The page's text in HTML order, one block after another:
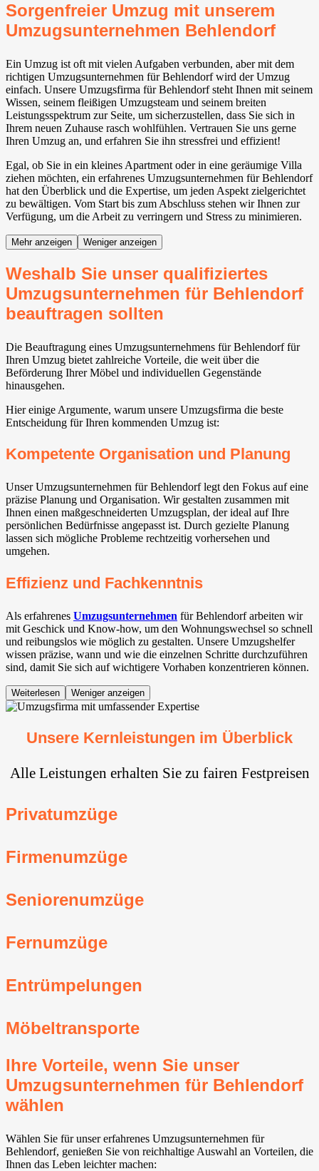
Sorgenfreier Umzug mit unserem
Umzugsunternehmen Behlendorf
Ein Umzug ist oft mit vielen Aufgaben verbunden, aber mit dem
richtigen Umzugsunternehmen für Behlendorf wird der Umzug
einfach. Unsere Umzugsfirma für Behlendorf steht Ihnen mit seinem
Wissen, seinem fleißigen Umzugsteam und seinem breiten
Leistungsspektrum zur Seite, um sicherzustellen, dass Sie sich in
Ihrem neuen Zuhause rasch wohlfühlen. Vertrauen Sie uns gerne
Ihren Umzug an, und erfahren Sie ihn stressfrei und effizient!
Egal, ob Sie in ein kleines Apartment oder in eine geräumige Villa
ziehen möchten, ein erfahrenes Umzugsunternehmen für Behlendorf
hat den Überblick und die Expertise, um jeden Aspekt zielgerichtet
zu bewältigen. Vom Start bis zum Abschluss stehen wir Ihnen zur
Verfügung, um die Arbeit zu verringern und Stress zu minimieren.
Mehr anzeigen Weniger anzeigen
Weshalb Sie unser qualifiziertes
Umzugsunternehmen für Behlendorf
beauftragen sollten
Die Beauftragung eines Umzugsunternehmens für Behlendorf für
Ihren Umzug bietet zahlreiche Vorteile, die weit über die
Beförderung Ihrer Möbel und individuellen Gegenstände
hinausgehen.
Hier einige Argumente, warum unsere Umzugsfirma die beste
Entscheidung für Ihren kommenden Umzug ist:
Kompetente Organisation und Planung
Unser Umzugsunternehmen für Behlendorf legt den Fokus auf eine
präzise Planung und Organisation. Wir gestalten zusammen mit
Ihnen einen maßgeschneiderten Umzugsplan, der ideal auf Ihre
persönlichen Bedürfnisse angepasst ist. Durch gezielte Planung
lassen sich mögliche Probleme rechtzeitig vorhersehen und
umgehen.
Effizienz und Fachkenntnis
Als erfahrenes Umzugsunternehmen für Behlendorf arbeiten wir
mit Geschick und Know-how, um den Wohnungswechsel so schnell
und reibungslos wie möglich zu gestalten. Unsere Umzugshelfer
wissen präzise, wann und wie die einzelnen Schritte durchzuführen
sind, damit Sie sich auf wichtigere Vorhaben konzentrieren können.
Weiterlesen Weniger anzeigen
Unsere Kernleistungen im Überblick
Alle Leistungen erhalten Sie zu fairen Festpreisen
Privatumzüge
Firmenumzüge
Seniorenumzüge
Fernumzüge
Entrümpelungen
Möbeltransporte
Ihre Vorteile, wenn Sie unser
Umzugsunternehmen für Behlendorf
wählen
Wählen Sie für unser erfahrenes Umzugsunternehmen für
Behlendorf, genießen Sie von reichhaltige Auswahl an Vorteilen, die
Ihnen das Leben leichter machen: